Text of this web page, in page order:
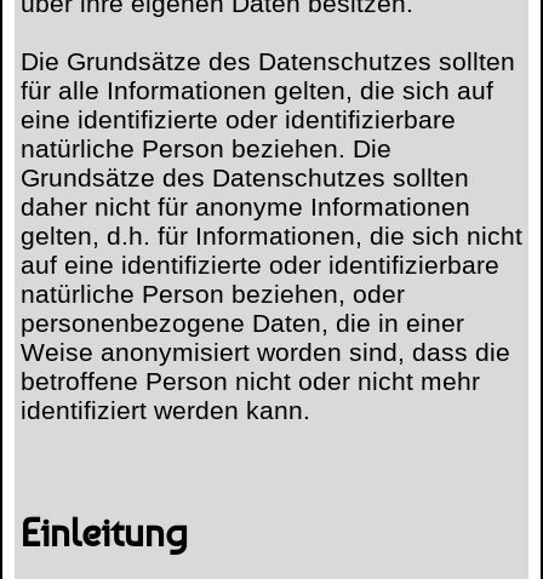
Die Grundsätze des Datenschutzes sollten
für alle Informationen gelten, die sich auf
eine identifizierte oder identifizierbare
natürliche Person beziehen. Die
Grundsätze des Datenschutzes sollten
daher nicht für anonyme Informationen
gelten, d.h. für Informationen, die sich nicht
auf eine identifizierte oder identifizierbare
natürliche Person beziehen, oder
personenbezogene Daten, die in einer
Weise anonymisiert worden sind, dass die
betroffene Person nicht oder nicht mehr
identifiziert werden kann.
Einleitung